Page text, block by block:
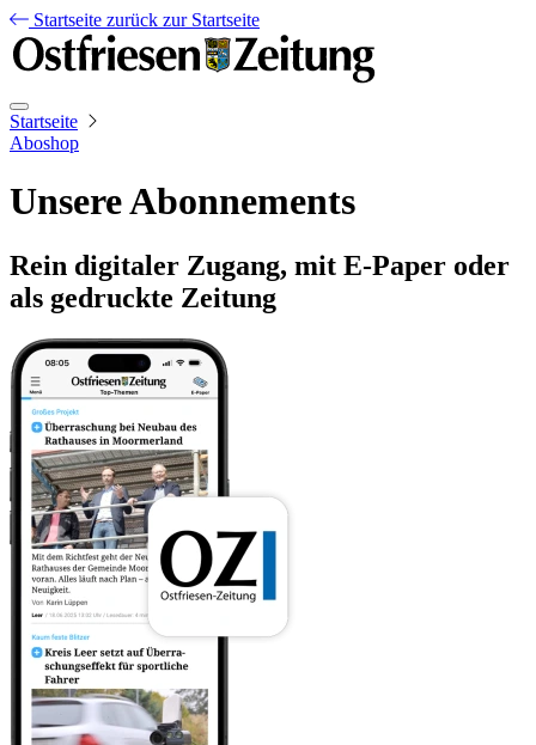
Startseite zurück zur Startseite
Startseite
Aboshop
Unsere Abonnements
Rein digitaler Zugang, mit E-Paper oder
als gedruckte Zeitung